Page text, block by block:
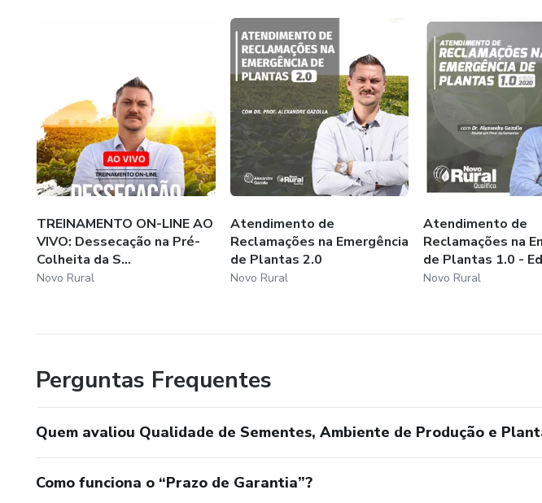
TREINAMENTO ON-LINE AO
VIVO: Dessecação na Pré-
Colheita da S...
Novo Rural
Atendimento de
Reclamações na Emergência
de Plantas 2.0
Novo Rural
Atendimento de
Reclamações na
de Plantas 1.0 -
Novo Rural
Perguntas Frequentes
Quem avaliou Qualidade de Sementes, Ambiente de Produção e
Como funciona o “Prazo de Garantia”?